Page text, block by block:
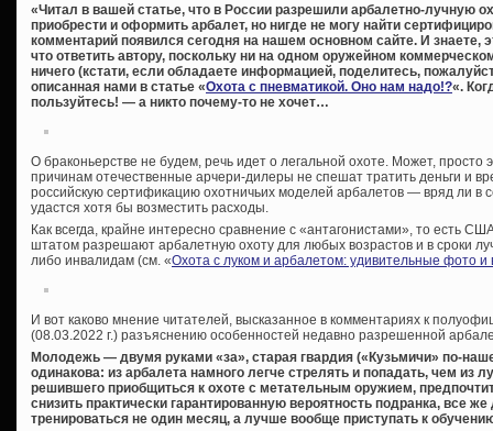
«Читал в вашей статье, что в России разрешили арбалетно-лучную
приобрести и оформить арбалет, но нигде не могу найти
комментарий появился сегодня на нашем основном сайте. И знаете,
что ответить автору, поскольку ни на одном оружейном
ничего (кстати, если обладаете информацией, поделитесь,
описанная нами в статье «Охота с пневматикой. Оно нам надо!?«.
пользуйтесь! — а никто почему-то не хочет…
О браконьерстве не будем, речь идет о легальной охоте. Может, просто
причинам отечественные арчери-дилеры не спешат тратить деньги и
российскую сертификацию охотничьих моделей арбалетов — вряд ли в
удастся хотя бы возместить расходы.
Как всегда, крайне интересно сравнение с «антагонистами», то есть
штатом разрешают арбалетную охоту для любых возрастов и в сроки
либо инвалидам (см. «Охота с луком и арбалетом: удивительные фото и
И вот каково мнение читателей, высказанное в комментариях к
(08.03.2022 г.) разъяснению особенностей недавно разрешенной
Молодежь — двумя руками «за», старая гвардия («Кузьмичи» по-
одинакова: из арбалета намного легче стрелять и попадать, чем из
решившего приобщиться к охоте с метательным оружием,
снизить практически гарантированную вероятность подранка, все
тренироваться не один месяц, а лучше вообще приступать к